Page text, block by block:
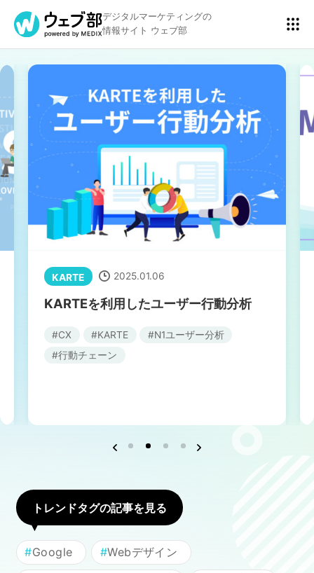
デジタルマーケティングの
情報サイト ウェブ部
リスティング広告 BtoBマーケティング
アクセス解析 ディスプレイ広告
アドテクノロジー 広告クリエイティブ
Webサイト構築 EC
ネット市場調査データ
Google Cloud／BI
KARTE 2025.01.06
KARTEを利用したユーザー行動分析
CX KARTE
N1ユーザー分析
行動チェーン
トレンドタグの記事を見る
Google Webデザイン